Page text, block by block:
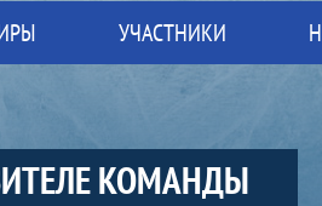
УЧАСТНИКИ
КОМАНДЫ